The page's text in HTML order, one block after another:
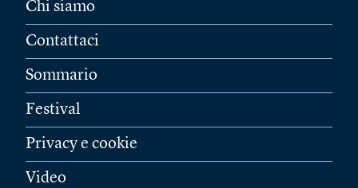
Chi siamo
Contattaci
Sommario
Festival
Privacy e cookie
Video